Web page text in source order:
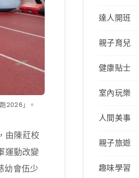
2026」。
由陳葒校
運動改變
幼會伍少
達人開班
親子育兒
健康貼士
室內玩樂
人間美事
親子旅遊
趣味學習